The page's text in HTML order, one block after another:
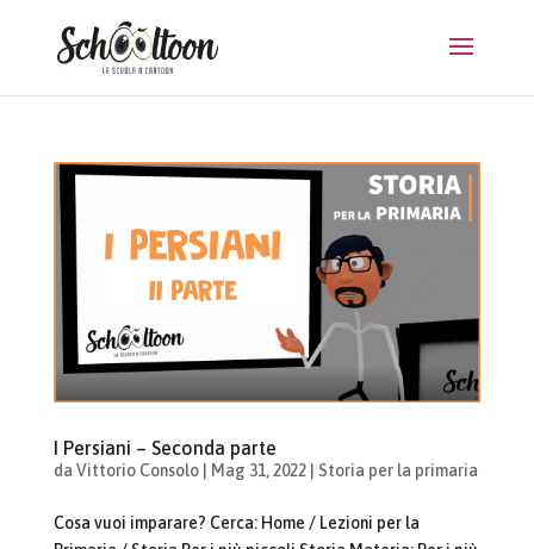
I Persiani – Seconda parte
da Vittorio Consolo| Mag 31, 2022| Storia per la primaria
Cosa vuoi imparare? Cerca: Home / Lezioni per la